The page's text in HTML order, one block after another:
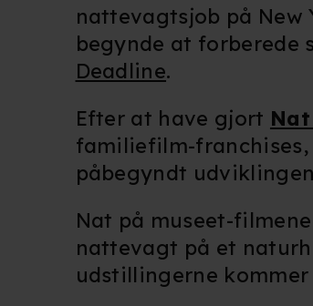
nattevagtsjob på New
begynde at forberede
Deadline.
Efter at have gjort
familiefilm-
påbegyndt
Nat på museet-
nattevagt på et
udstillingerne